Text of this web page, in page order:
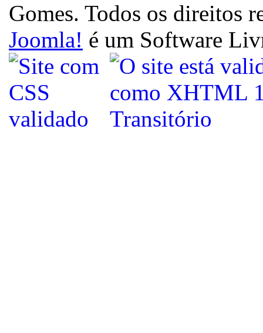
Gomes. Todos os direitos
Joomla! é um Software